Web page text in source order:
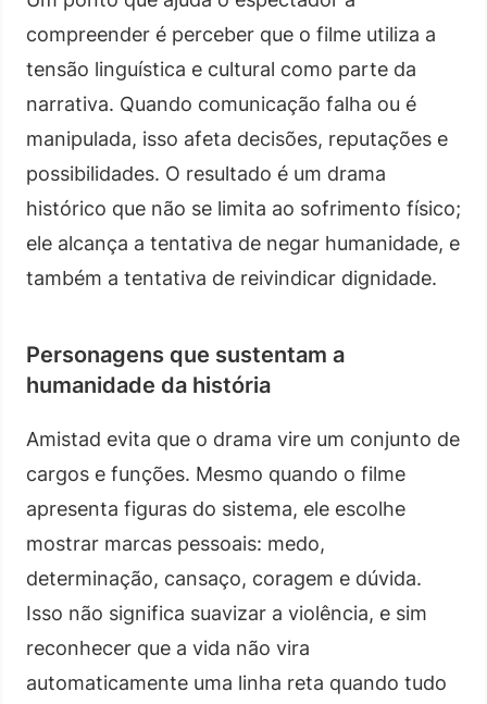
compreender é perceber que o filme utiliza a
tensão linguística e cultural como parte da
narrativa. Quando comunicação falha ou é
manipulada, isso afeta decisões, reputações e
possibilidades. O resultado é um drama
histórico que não se limita ao sofrimento físico;
ele alcança a tentativa de negar humanidade, e
também a tentativa de reivindicar dignidade.
Personagens que sustentam a
humanidade da história
Amistad evita que o drama vire um conjunto de
cargos e funções. Mesmo quando o filme
apresenta figuras do sistema, ele escolhe
mostrar marcas pessoais: medo,
determinação, cansaço, coragem e dúvida.
Isso não significa suavizar a violência, e sim
reconhecer que a vida não vira
automaticamente uma linha reta quando tudo